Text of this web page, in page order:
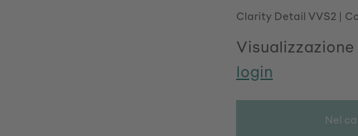
Clarity Detail VVS2
login
Nel